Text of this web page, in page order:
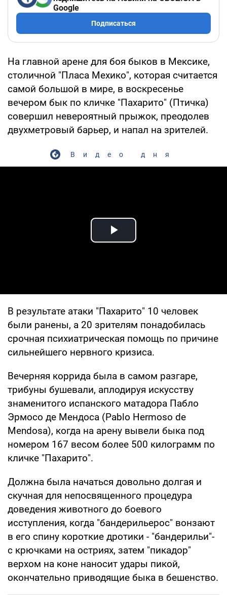
Google
Подписаться
На главной арене для боя быков в Мексике,
столичной "Пласа Мехико", которая считается
самой большой в мире, в воскресенье
вечером бык по кличке "Пахарито" (Птичка)
совершил невероятный прыжок, преодолев
двухметровый барьер, и напал на зрителей.
Видео дня
Play Video
В результате атаки "Пахарито" 10 человек
были ранены, а 20 зрителям понадобилась
срочная психиатрическая помощь по причине
сильнейшего нервного кризиса.
Вечерняя коррида была в самом разгаре,
трибуны бушевали, аплодируя искусству
знаменитого испанского матадора Пабло
Эрмосо де Мендоса (Pablo Hermoso de
Mendosa), когда на арену вывели быка под
номером 167 весом более 500 килограмм по
кличке "Пахарито".
Должна была начаться довольно долгая и
скучная для непосвященного процедура
доведения животного до боевого
исступления, когда "бандерильерос" вонзают
в его спину короткие дротики - "бандерильи"-
с крючками на остриях, затем "пикадор"
верхом на коне наносит удары пикой,
окончательно приводящие быка в бешенство.